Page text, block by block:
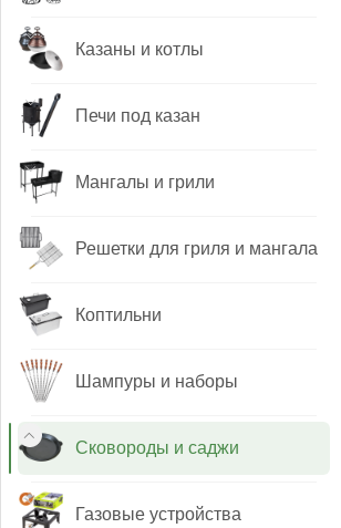
Казаны и котлы
Печи под казан
Мангалы и грили
Решетки для гриля и мангала
Коптильни
Шампуры и наборы
Сковороды и саджи
Газовые устройства